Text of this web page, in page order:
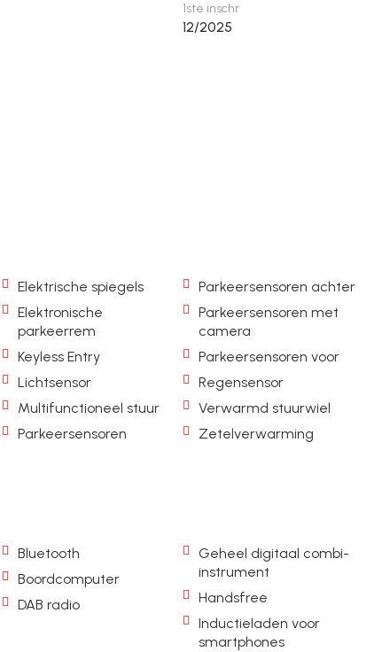
1ste inschr
12/2025
Elektrische spiegels
Elektronische
parkeerrem
Keyless Entry
Lichtsensor
Multifunctioneel stuur
Parkeersensoren
Parkeersensoren achter
Parkeersensoren met
camera
Parkeersensoren voor
Regensensor
Verwarmd stuurwiel
Zetelverwarming
Bluetooth
Boordcomputer
DAB radio
Geheel digitaal combi-
instrument
Handsfree
Inductieladen voor
smartphones